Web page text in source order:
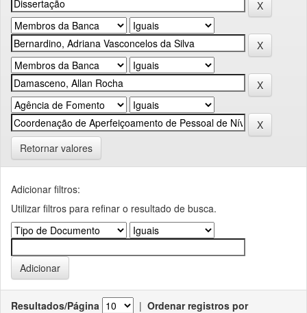
Retornar valores
Adicionar filtros:
Utilizar filtros para refinar o resultado de busca.
Resultados/Página | Ordenar registros por